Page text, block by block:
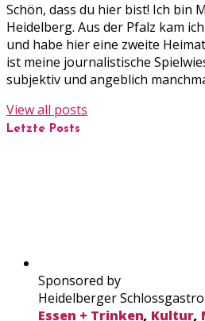
Schön, dass du hier bist! Ich bin
Heidelberg. Aus der Pfalz kam
und habe hier eine zweite
ist meine journalistische
subjektiv und angeblich
View all posts
Letzte Posts
Sponsored by
Heidelberger
Essen + Trinken, Kultur,